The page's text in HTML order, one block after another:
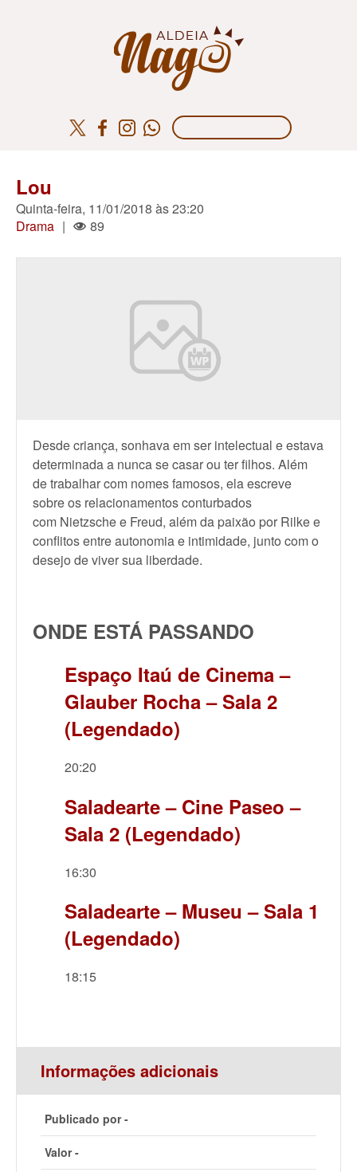
Lou
Quinta-feira, 11/01/2018 às 23:20
Drama | 89
Desde criança, sonhava em ser intelectual e estava
determinada a nunca se casar ou ter filhos. Além
de trabalhar com nomes famosos, ela escreve
sobre os relacionamentos conturbados
com Nietzsche e Freud, além da paixão por Rilke e
conflitos entre autonomia e intimidade, junto com o
desejo de viver sua liberdade.
ONDE ESTÁ PASSANDO
Espaço Itaú de Cinema –
Glauber Rocha – Sala 2
(Legendado)
20:20
Saladearte – Cine Paseo –
Sala 2 (Legendado)
16:30
Saladearte – Museu – Sala 1
(Legendado)
18:15
Informações adicionais
Publicado por -
Valor -